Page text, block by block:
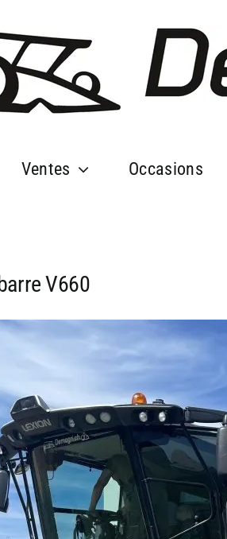
Ventes Occasions
V660